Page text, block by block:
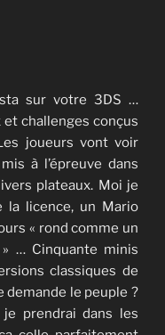
sur votre 3DS …
challenges conçus
joueurs vont voir
à l’épreuve dans
plateaux. Moi je
la licence, un Mario
« rond comme un
… Cinquante minis
classiques de
demande le peuple ?
prendrai dans les